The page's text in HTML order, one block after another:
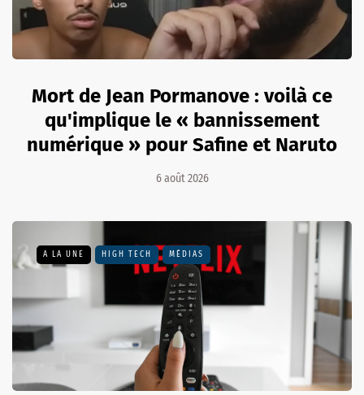
Mort de Jean Pormanove : voilà ce
qu'implique le « bannissement
numérique » pour Safine et Naruto
6 août 2026
A LA UNE HIGH TECH MÉDIAS